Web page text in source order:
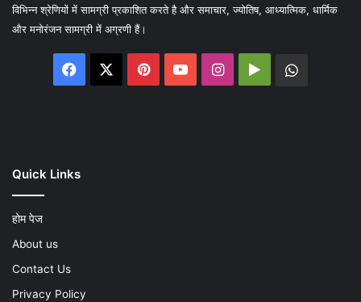
विभिन्न श्रेणियों में सामग्री प्रकाशित करते है और समाचार, ज्योतिष, आध्यात्मिक, धार्मिक
और मनोरंजन सामग्री में अग्रणी हैं।
Facebook PinterestYouTubeInstagram
Google
Quick Links
होम पेज
About us
Contact Us
Privacy Policy